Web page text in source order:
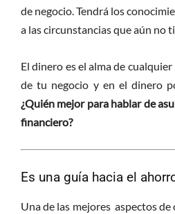
de negocio. Tendrá los
a las circunstancias que aún no
El dinero es el alma de
de tu negocio y en el dinero
¿Quién mejor para hablar de
financiero?
Es una guía hacia el
Una de las mejores aspectos